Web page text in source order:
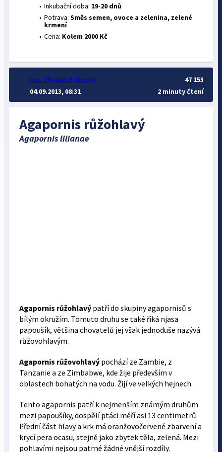
Agapornis růžohlavý
Agapornis lilianae
Agapornis růžohlavýpatří do skupiny agapornisů s
bílým okružím. Tomuto druhu se také říká njasa
papoušík, většina chovatelů jej však jednoduše nazývá
růžovohlavým.
Agapornis růžovohlavýpochází ze Zambie, z
Tanzanie a ze Zimbabwe, kde žije především v
oblastech bohatých na vodu. Žijí ve velkých hejnech.
Tento agapornis patří k nejmenším známým druhům
mezi papoušíky, dospělí ptáci měří asi 13 centimetrů.
Přední část hlavy a krk má oranžovočervené zbarvení a
krycí pera ocasu, stejně jako zbytek těla, zelená. Mezi
pohlavími nejsou patrné žádné vnější rozdíly.
Inkubační doba: 19-20 dnů
Potrava: Směs semen, ovoce a zelenina, zelené
krmení
Cena: Kolem 2000 Kč
Ing. Zbyněk Pokorný
04.09.2013, 08:31
47 153
2 minuty čtení